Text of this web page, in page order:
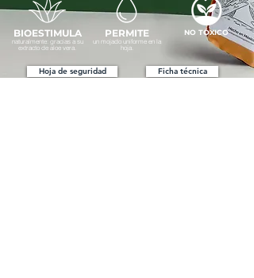
BIOESTIMULA
naturalmente: gracias a su
extracto de aloe vera.
PERMITE
un mojado uniforme en la
hoja.
NO TÓXICO
Hoja de seguridad Ficha técnica